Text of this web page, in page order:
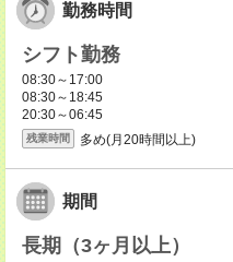
勤務時間
シフト勤務
08:30～17:00
08:30～18:45
20:30～06:45
残業時間 多め(月20時間以上)
期間
長期（3ヶ月以上）